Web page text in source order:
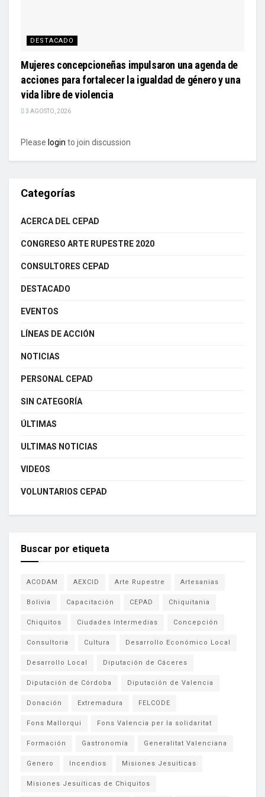
DESTACADO
Mujeres concepcioneñas impulsaron una agenda de
acciones para fortalecer la igualdad de género y una
vida libre de violencia
3 AGOSTO, 2026
Please login to join discussion
Categorías
ACERCA DEL CEPAD
CONGRESO ARTE RUPESTRE 2020
CONSULTORES CEPAD
DESTACADO
EVENTOS
LÍNEAS DE ACCIÓN
NOTICIAS
PERSONAL CEPAD
SIN CATEGORÍA
ÚLTIMAS
ULTIMAS NOTICIAS
VIDEOS
VOLUNTARIOS CEPAD
Buscar por etiqueta
ACODAM AEXCID Arte Rupestre Artesanias
Bolivia Capacitación CEPAD Chiquitania
Chiquitos Ciudades Intermedias Concepción
Consultoria Cultura Desarrollo Económico Local
Desarrollo Local Diputación de Cáceres
Diputación de Córdoba Diputación de Valencia
Donación Extremadura FELCODE
Fons Mallorqui Fons Valencia per la solidaritat
Formación Gastronomía Generalitat Valenciana
Genero Incendios Misiones Jesuiticas
Misiones Jesuíticas de Chiquitos